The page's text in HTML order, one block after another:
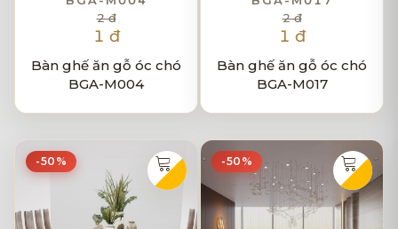
2 đ
1 đ
Bàn ghế ăn gỗ óc chó
BGA-M004
2 đ
1 đ
Bàn ghế ăn gỗ óc chó
BGA-M017
-50% -50%